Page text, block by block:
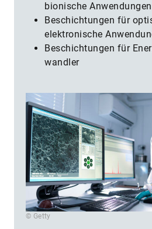
bionische Anwendungen
Beschichtungen für
elektronische
Beschichtungen für
wandler
© Getty